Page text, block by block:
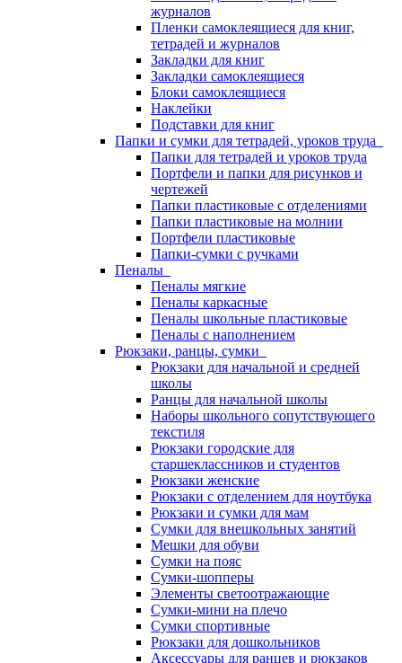
журналов
Пленки самоклеящиеся для книг,
тетрадей и журналов
Закладки для книг
Закладки самоклеящиеся
Блоки самоклеящиеся
Наклейки
Подставки для книг
Папки и сумки для тетрадей, уроков труда
Папки для тетрадей и уроков труда
Портфели и папки для рисунков и
чертежей
Папки пластиковые с отделениями
Папки пластиковые на молнии
Портфели пластиковые
Папки-сумки с ручками
Пеналы
Пеналы мягкие
Пеналы каркасные
Пеналы школьные пластиковые
Пеналы с наполнением
Рюкзаки, ранцы, сумки
Рюкзаки для начальной и средней
школы
Ранцы для начальной школы
Наборы школьного сопутствующего
текстиля
Рюкзаки городские для
старшеклассников и студентов
Рюкзаки женские
Рюкзаки с отделением для ноутбука
Рюкзаки и сумки для мам
Сумки для внешкольных занятий
Мешки для обуви
Сумки на пояс
Сумки-шопперы
Элементы светоотражающие
Сумки-мини на плечо
Сумки спортивные
Рюкзаки для дошкольников
Аксессуары для ранцев и рюкзаков